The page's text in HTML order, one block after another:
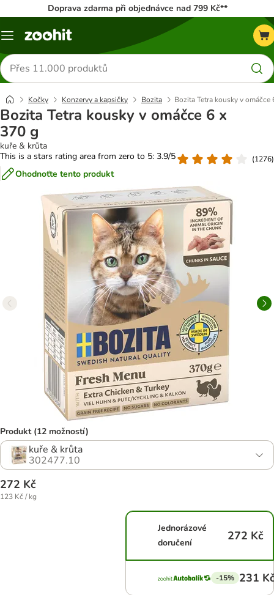
Doprava zdarma při objednávce nad 799 Kč**
Menu
Hledat
produkty
Kočky Konzervy a kapsičky Bozita Bozita Tetra kousky v omáčce
Bozita Tetra kousky v omáčce 6 x
370 g
kuře & krůta
This is a stars rating area from zero to 5: 3.9/5
(1276)
Ohodnoťte tento produkt
Produkt (12 možností)
kuře & krůta
302477.10
272 Kč
123 Kč / kg
Jednorázové
doručení
272 Kč
-15% 231